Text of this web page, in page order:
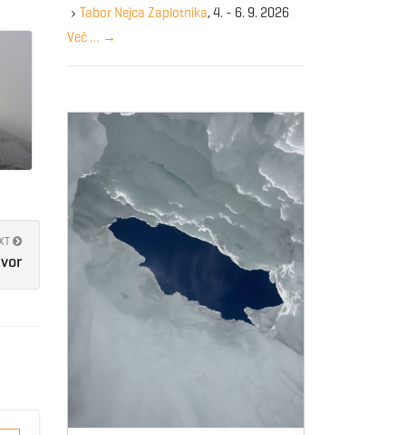
y
w
r
Tabor Nejca Zaplotnika, 4. - 6. 9. 2026
Več … →